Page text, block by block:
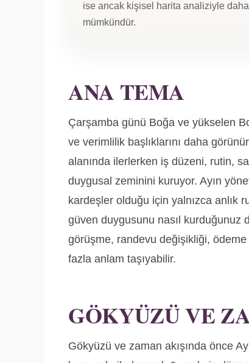
ise ancak kişisel harita analiziyle
mümkündür.
ANA TEMA
Çarşamba günü Boğa ve yükselen
ve verimlilik başlıklarını daha
alanında ilerlerken iş düzeni, rutin,
duygusal zeminini kuruyor. Ayın
kardeşler olduğu için yalnızca anlık
güven duygusunu nasıl kurduğunuz
görüşme, randevu değişikliği,
fazla anlam taşıyabilir.
GÖKYÜZÜ VE
Gökyüzü ve zaman akışında önce